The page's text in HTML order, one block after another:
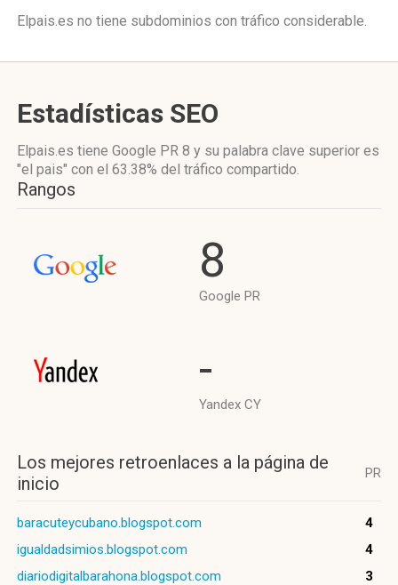
Elpais.es no tiene subdominios con tráfico considerable.
Estadísticas SEO
Elpais.es tiene Google PR 8 y su palabra clave superior es
"el pais" con el 63.38% del tráfico compartido.
Rangos
8
Google PR
-
Yandex CY
Los mejores retroenlaces a la página de
inicio
PR
baracuteycubano.blogspot.com
4
igualdadsimios.blogspot.com
4
diariodigitalbarahona.blogspot.com
3